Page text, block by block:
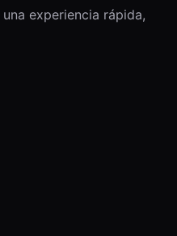
experiencia rápida,